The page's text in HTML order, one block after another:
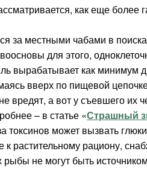
как еще более
за местными чабами в
для этого,
вырабатывает как минимум
вверх по пищевой
а вот у съевшего их
– в статье «Страшный
может вызвать
растительному рациону,
не могут быть